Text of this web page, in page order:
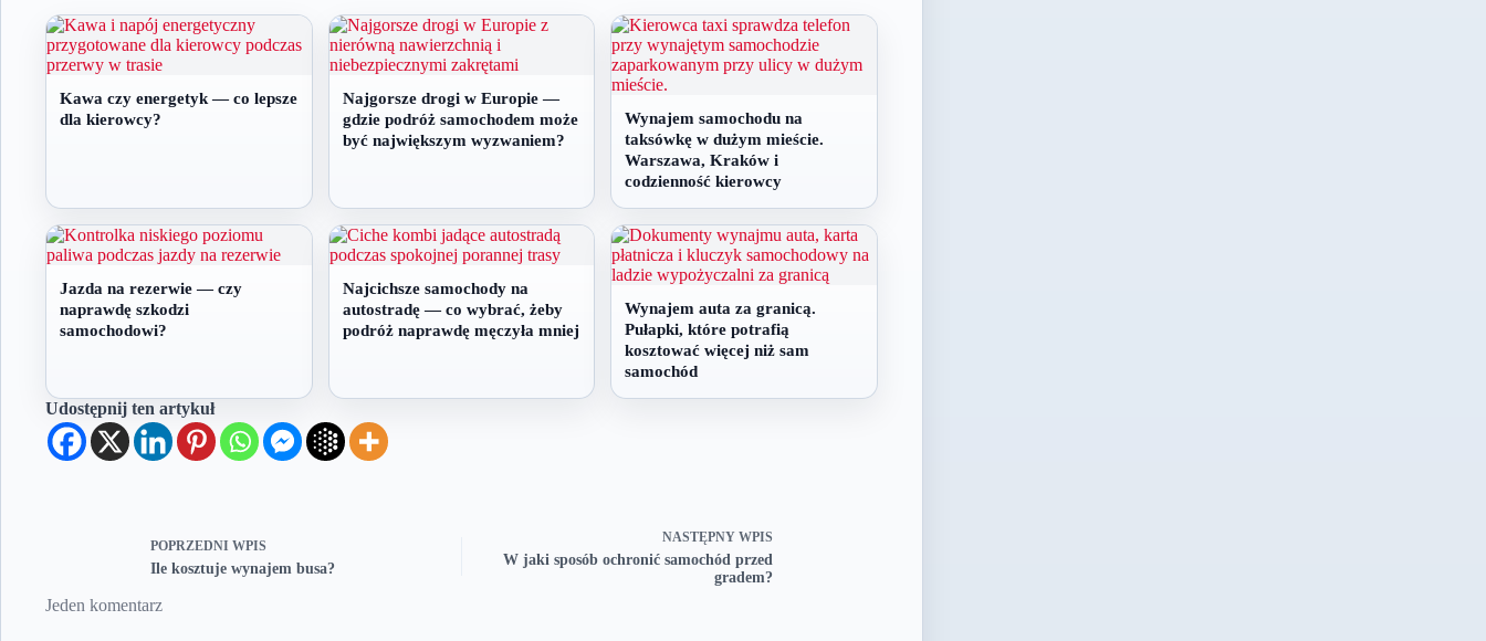
Kawa czy energetyk — co lepsze
dla kierowcy?
Najgorsze drogi w Europie —
gdzie podróż samochodem może
być największym wyzwaniem?
Wynajem samochodu na
taksówkę w dużym mieście.
Warszawa, Kraków i
codzienność kierowcy
Jazda na rezerwie — czy
naprawdę szkodzi
samochodowi?
Najcichsze samochody na
autostradę — co wybrać, żeby
podróż naprawdę męczyła mniej
Wynajem auta za granicą.
Pułapki, które potrafią
kosztować więcej niż sam
samochód
Udostępnij ten artykuł
POPRZEDNI WPIS
Ile kosztuje wynajem busa?
NASTĘPNY WPIS
W jaki sposób ochronić samochód przed
gradem?
Jeden komentarz